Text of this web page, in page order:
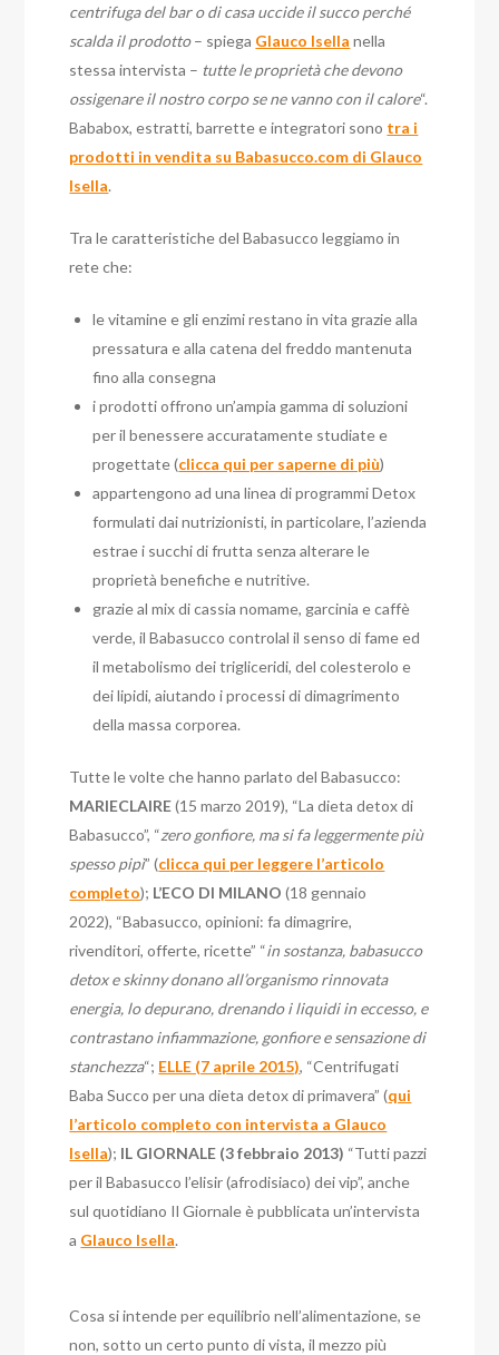
centrifuga del bar o di casa uccide il succo perché
scalda il prodotto– spiega Glauco Isella nella
stessa intervista – tutte le proprietà che devono
ossigenare il nostro corpo se ne vanno con il calore“.
Bababox, estratti, barrette e integratori sono tra i
prodotti in vendita su Babasucco.com di Glauco
Isella.
Tra le caratteristiche del Babasucco leggiamo in
rete che:
le vitamine e gli enzimi restano in vita grazie alla
pressatura e alla catena del freddo mantenuta
fino alla consegna
i prodotti offrono un’ampia gamma di soluzioni
per il benessere accuratamente studiate e
progettate (clicca qui per saperne di più)
appartengono ad una linea di programmi Detox
formulati dai nutrizionisti, in particolare, l’azienda
estrae i succhi di frutta senza alterare le
proprietà benefiche e nutritive.
grazie al mix di cassia nomame, garcinia e caffè
verde, il Babasucco controlal il senso di fame ed
il metabolismo dei trigliceridi, del colesterolo e
dei lipidi, aiutando i processi di dimagrimento
della massa corporea.
Tutte le volte che hanno parlato del Babasucco:
MARIECLAIRE(15 marzo 2019), “La dieta detox di
Babasucco”, “zero gonfiore, ma si fa leggermente più
spesso pipì” (clicca qui per leggere l’articolo
completo); L’ECO DI MILANO(18 gennaio
2022), “Babasucco, opinioni: fa dimagrire,
rivenditori, offerte, ricette” “in sostanza, babasucco
detox e skinny donano all’organismo rinnovata
energia, lo depurano, drenando i liquidi in eccesso, e
contrastano infiammazione, gonfiore e sensazione di
stanchezza“; ELLE (7 aprile 2015), “Centrifugati
Baba Succo per una dieta detox di primavera” (qui
l’articolo completo con intervista a Glauco
Isella); IL GIORNALE (3 febbraio 2013) “Tutti pazzi
per il Babasucco l’elisir (afrodisiaco) dei vip”, anche
sul quotidiano Il Giornale è pubblicata un’intervista
a Glauco Isella.
Cosa si intende per equilibrio nell’alimentazione, se
non, sotto un certo punto di vista, il mezzo più